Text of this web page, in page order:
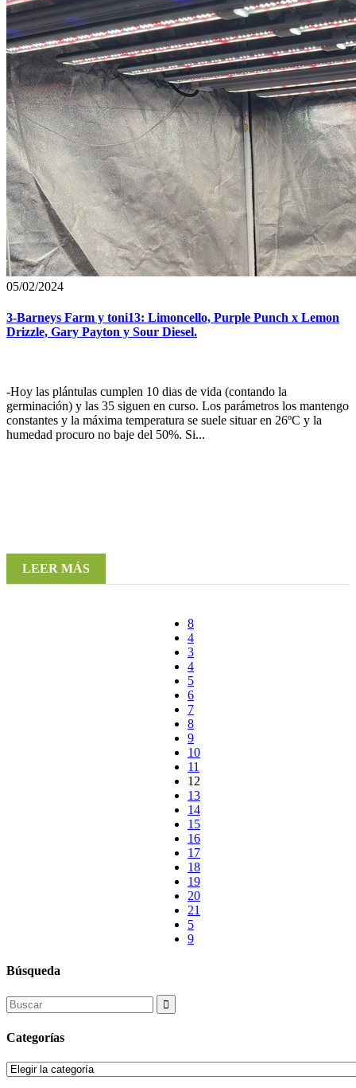
05/02/2024
3-Barneys Farm y toni13: Limoncello, Purple Punch x Lemon
Drizzle, Gary Payton y Sour Diesel.
-Hoy las plántulas cumplen 10 dias de vida (contando la
germinación) y las 35 siguen en curso. Los parámetros los mantengo
constantes y la máxima temperatura se suele situar en 26ºC y la
humedad procuro no baje del 50%. Si...
LEER MÁS
3
4
5
6
7
8
9
10
11
12
13
14
15
16
17
18
19
20
21
Búsqueda
Search
for:
Categorías
Categorías